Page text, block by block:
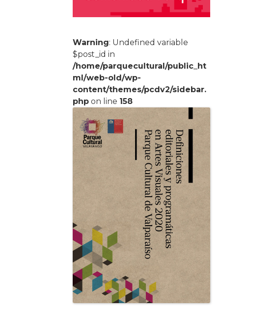
Warning: Undefined variable
$post_id in
/home/parquecultural/public_ht
ml/web-old/wp-
content/themes/pcdv2/sidebar.
php on line 158